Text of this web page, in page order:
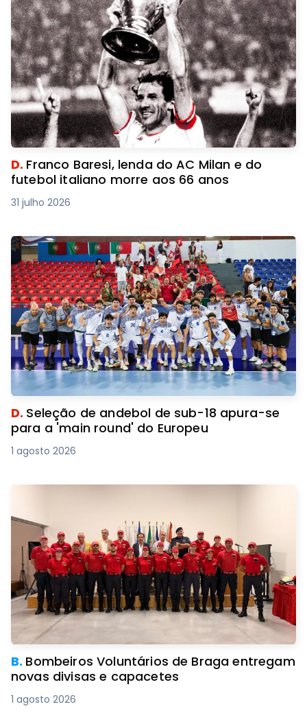
D. Franco Baresi, lenda do AC Milan e do
futebol italiano morre aos 66 anos
31 julho 2026
D. Seleção de andebol de sub-18 apura-se
para a 'main round' do Europeu
1 agosto 2026
B. Bombeiros Voluntários de Braga entregam
novas divisas e capacetes
1 agosto 2026